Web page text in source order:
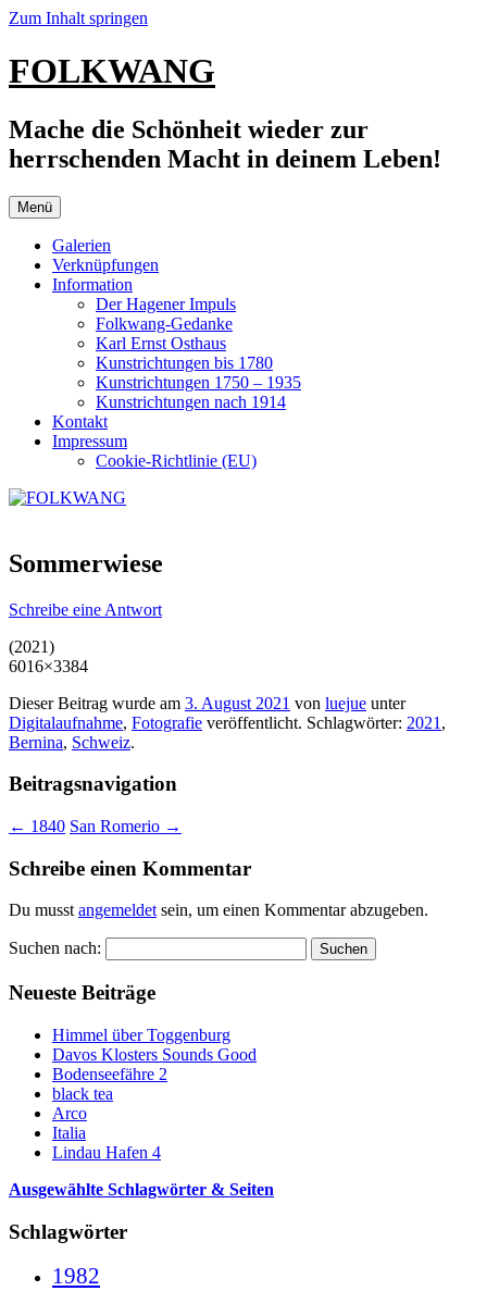
Zum Inhalt springen
FOLKWANG
Mache die Schönheit wieder zur
herrschenden Macht in deinem Leben!
Menü
Galerien
Verknüpfungen
Information
Der Hagener Impuls
Folkwang-Gedanke
Karl Ernst Osthaus
Kunstrichtungen bis 1780
Kunstrichtungen 1750 – 1935
Kunstrichtungen nach 1914
Kontakt
Impressum
Cookie-Richtlinie (EU)
Sommerwiese
Schreibe eine Antwort
(2021)
6016×3384
Dieser Beitrag wurde am 3. August 2021 von luejue unter
Digitalaufnahme, Fotografie veröffentlicht. Schlagwörter: 2021 ,
Bernina, Schweiz.
Beitragsnavigation
← 1840 San Romerio →
Schreibe einen Kommentar
Du musstangemeldetsein, um einen Kommentar abzugeben.
Suchen nach:
Neueste Beiträge
Himmel über Toggenburg
Davos Klosters Sounds Good
Bodenseefähre 2
black tea
Arco
Italia
Lindau Hafen 4
Ausgewählte Schlagwörter & Seiten
Schlagwörter
1982